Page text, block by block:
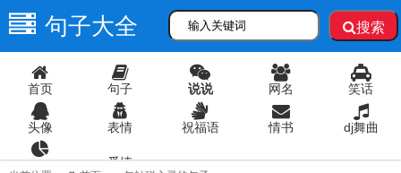
句子大全 搜索
首页 句子 说说 网名 笑话
头像 表情 祝福语 情书 dj舞曲
爱情